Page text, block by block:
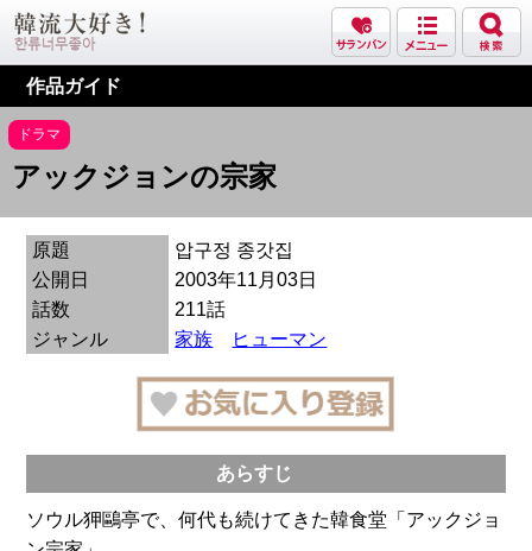
作品ガイド
ドラマ
アックジョンの宗家
原題
압구정 종갓집
公開日
2003年11月03日
話数
211話
ジャンル
家族 ヒューマン
あらすじ
ソウル狎鷗亭で、何代も続けてきた韓食堂「アックジョ